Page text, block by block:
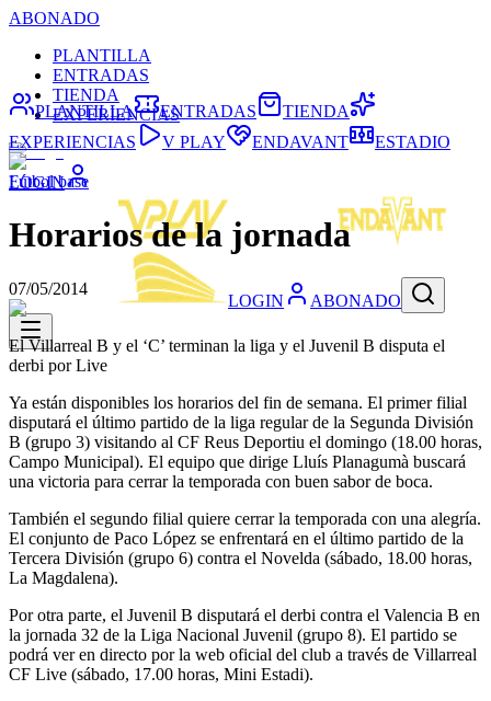
ABONADO
PLANTILLA
ENTRADAS
TIENDA
EXPERIENCIAS
LOGIN
LOGIN ABONADO
PLANTILLA ENTRADAS
TIENDA
EXPERIENCIAS
V PLAY ENDAVANT ESTADIO
Fútbol base
Horarios de la jornada
07/05/2014
El Villarreal B y el ‘C’ terminan la liga y el Juvenil B disputa el
derbi por Live
Ya están disponibles los horarios del fin de semana. El primer filial
disputará el último partido de la liga regular de la Segunda División
B (grupo 3) visitando al CF Reus Deportiu el domingo (18.00 horas,
Campo Municipal). El equipo que dirige Lluís Planagumà buscará
una victoria para cerrar la temporada con buen sabor de boca.
También el segundo filial quiere cerrar la temporada con una alegría.
El conjunto de Paco López se enfrentará en el último partido de la
Tercera División (grupo 6) contra el Novelda (sábado, 18.00 horas,
La Magdalena).
Por otra parte, el Juvenil B disputará el derbi contra el Valencia B en
la jornada 32 de la Liga Nacional Juvenil (grupo 8). El partido se
podrá ver en directo por la web oficial del club a través de Villarreal
CF Live (sábado, 17.00 horas, Mini Estadi).